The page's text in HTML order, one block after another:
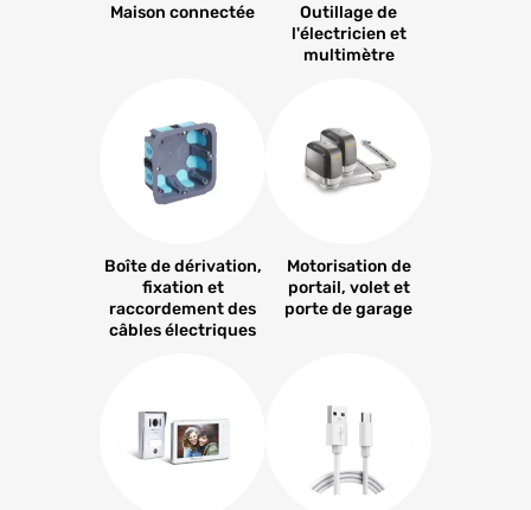
Maison connectée
Outillage de
l'électricien et
multimètre
Boîte de dérivation,
fixation et
raccordement des
câbles électriques
Motorisation de
portail, volet et
porte de garage